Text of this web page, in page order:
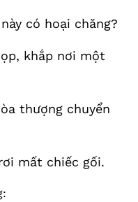
có hoại chăng?
khắp nơi một
thượng chuyển
mất chiếc gối.